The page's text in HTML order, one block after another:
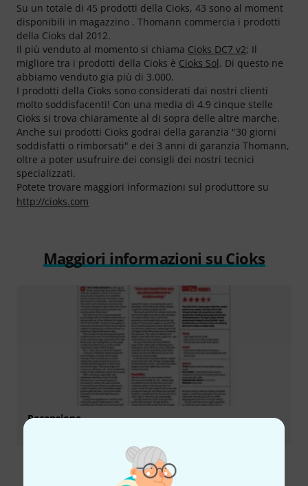
Su un totale di 45 prodotti della Cioks, 43 sono al moment
disponibili in magazzino . Thomann commercia i prodotti
della Cioks dal 2012.
Il più venduto al momento si chiama Cioks DC7 v2; Il
migliore tra i prodotti della Cioks è Cioks Sol. Di questo ne
abbiamo venduto gia più di 3.000.
I prodotti della Cioks sono considerati dai nostri clienti
molto soddisfacenti! Con una media di 4.9 cinque stelle
Cioks si trova chiaramente al di sopra delle altre marche.
Anche sui prodotti Cioks godrai della garanzia "30 giorni
soddisfatti o rimborsati" e dei 3 anni di garanzia Thomann,
oltre a poter usufruire dei consigli dei nostri tecnici
specializzati.
Potete trovare maggiori informazioni sul produttore su
http://cioks.com
Maggiori informazioni su Cioks
Recensione